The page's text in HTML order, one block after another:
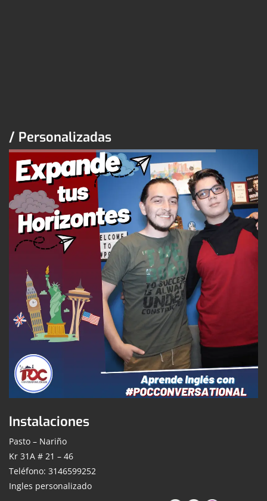
/ Personalizadas
Instalaciones
Pasto – Nariño
Kr 31A # 21 – 46
Teléfono: 3146599252
Ingles personalizado